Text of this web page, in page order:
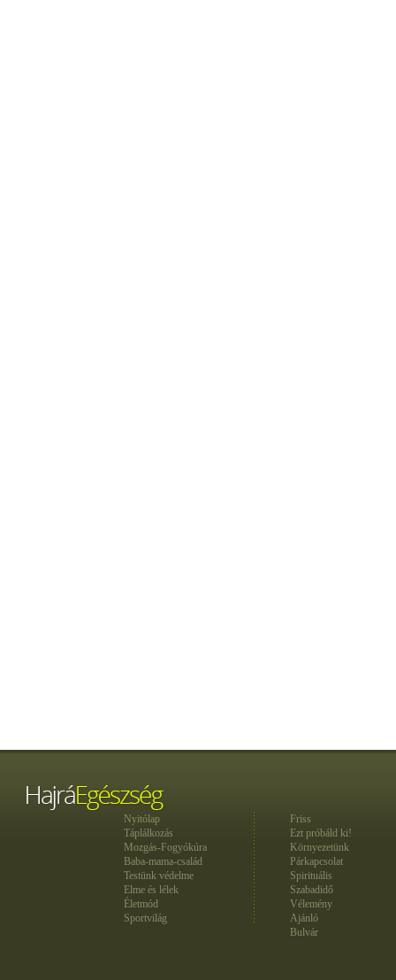
Nyitólap
Táplálkozás
Mozgás-Fogyókúra
Baba-mama-család
Testünk védelme
Elme és lélek
Életmód
Sportvilág
Friss
Ezt próbáld ki!
Környezetünk
Párkapcsolat
Spirituális
Szabadidő
Vélemény
Ajánló
Bulvár